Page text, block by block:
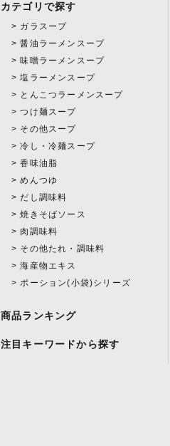
カテゴリで探す
ガラスープ
醤油ラーメンスープ
味噌ラーメンスープ
塩ラーメンスープ
とんこつラーメンスープ
つけ麺スープ
その他スープ
冷し・冷麺スープ
香味油脂
めんつゆ
だし調味料
焼きそばソース
肉調味料
その他たれ・調味料
海産物エキス
ポーション(小袋)シリーズ
商品ランキング
注目キーワードから探す